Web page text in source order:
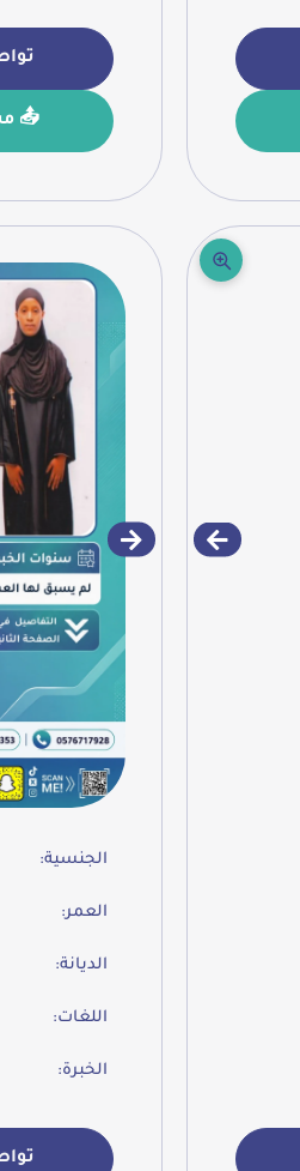
📤
الجنسية:
العمر:
الديانة:
اللغات:
الخبرة: